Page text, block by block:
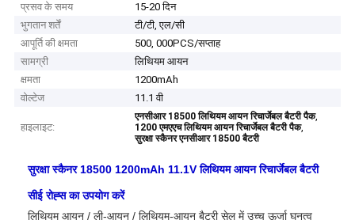
प्रसव के समय
15-20 दिन
भुगतान शर्तें
टी/टी, एल/सी
आपूर्ति की क्षमता
500, 000PCS/सप्ताह
सामग्री
लिथियम आयन
क्षमता
1200mAh
वोल्टेज
11.1 वी
हाइलाइट:
एनसीआर 18500 लिथियम आयन रिचार्जेबल बैटरी पैक,
1200 एमएएच लिथियम आयन रिचार्जेबल बैटरी पैक,
सुरक्षा स्कैनर एनसीआर 18500 बैटरी
सुरक्षा स्कैनर 18500 1200mAh 11.1V लिथियम आयन रिचार्जेबल बैटरी
सीई रोह्स का उपयोग करें
लिथियम आयन / ली-आयन / लिथियम-आयन बैटरी सेल में उच्च ऊर्जा घनत्व